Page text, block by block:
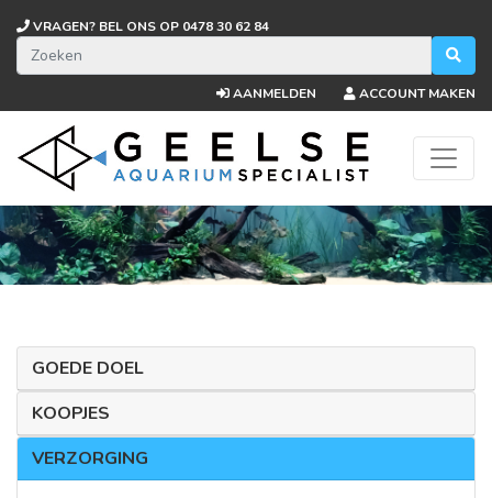
VRAGEN? BEL ONS OP 0478 30 62 84
AANMELDEN ACCOUNT MAKEN
GOEDE DOEL
KOOPJES
VERZORGING